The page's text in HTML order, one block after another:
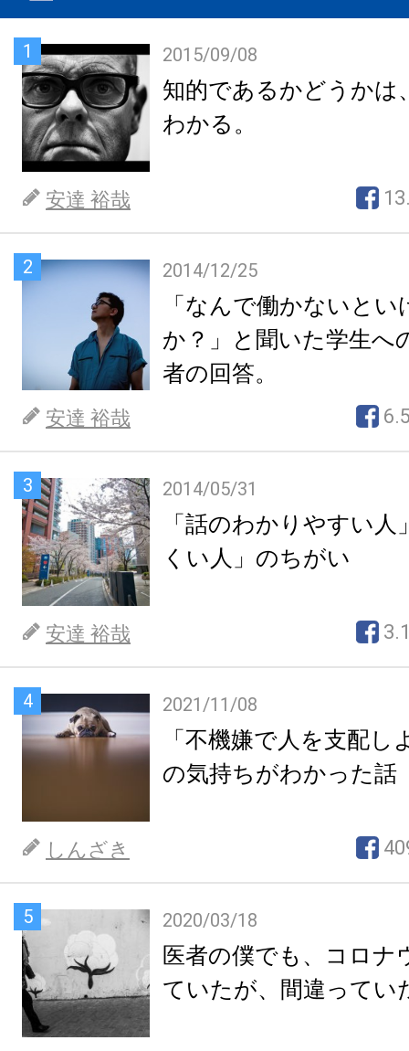
1 2015/09/08
知的であるかどうかは
わかる。
安達 裕哉
2 2014/12/25
「なんで働かないと
か？」と聞いた学生へ
者の回答。
安達 裕哉
3 2014/05/31
「話のわかりやすい
くい人」のちがい
安達 裕哉
4 2021/11/08
「不機嫌で人を支配し
の気持ちがわかった話
しんざき
5 2020/03/18
医者の僕でも、コロナ
ていたが、間違ってい